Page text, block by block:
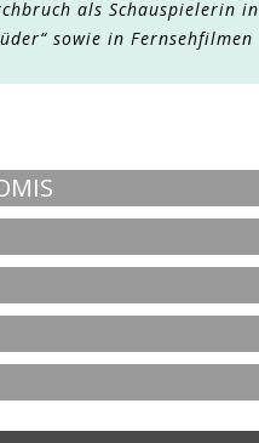
als Schauspielerin
sowie in